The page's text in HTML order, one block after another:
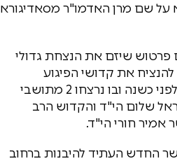
על שם מרן האדמו"ר מסאדיגורא
פרטוש שיזם את הנצחת גדולי
את קדושי הפיגוע
המחריד שאירע בבני ברק לפני כשנה ובו נרצחו 2 מתושבי
שלום הי"ד והקדוש הרב
אמיר חורי הי"ד.
החדש העתיד להיבנות ברחוב